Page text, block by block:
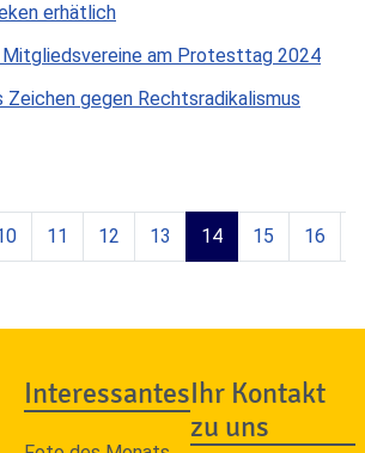
erhätlich
am Protesttag 2024
Zeichen gegen Rechtsradikalismus
11 12 13 14 15 16
InteressantesIhr Kontakt
zu uns